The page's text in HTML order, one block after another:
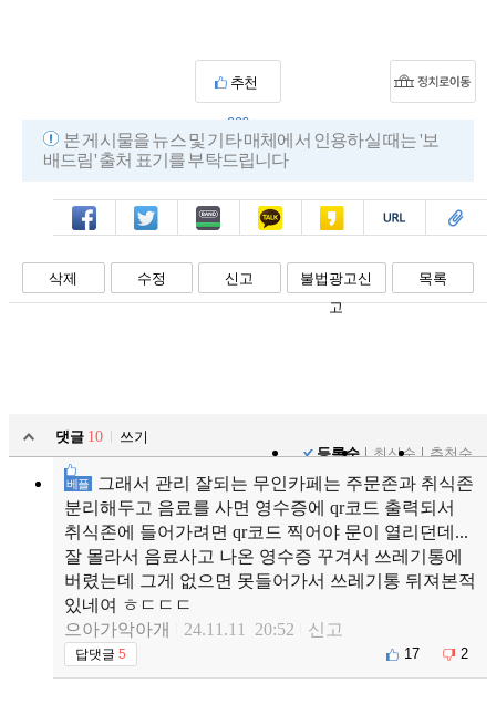
추천
206
본 게시물을 뉴스 및 기타 매체에서 인용하실 때는 '보
배드림' 출처 표기를 부탁드립니다
페북 트윗 밴드 카톡 카스 복사 스크랩
삭제 수정 신고
불법광고신
고
목록
댓글 10
쓰기
등록순
최신순 추천순
베플
그래서 관리 잘되는 무인카페는 주문존과 취식존
분리해두고 음료를 사면 영수증에 qr코드 출력되서
취식존에 들어가려면 qr코드 찍어야 문이 열리던데...
잘 몰라서 음료사고 나온 영수증 꾸겨서 쓰레기통에
버렸는데 그게 없으면 못들어가서 쓰레기통 뒤져본적
있네여 ㅎㄷㄷㄷ
으아가악아개
24.11.11 20:52 신고
답댓글 5 17 2